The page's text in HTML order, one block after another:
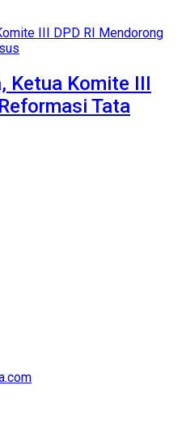
Ketua Komite III
Tata